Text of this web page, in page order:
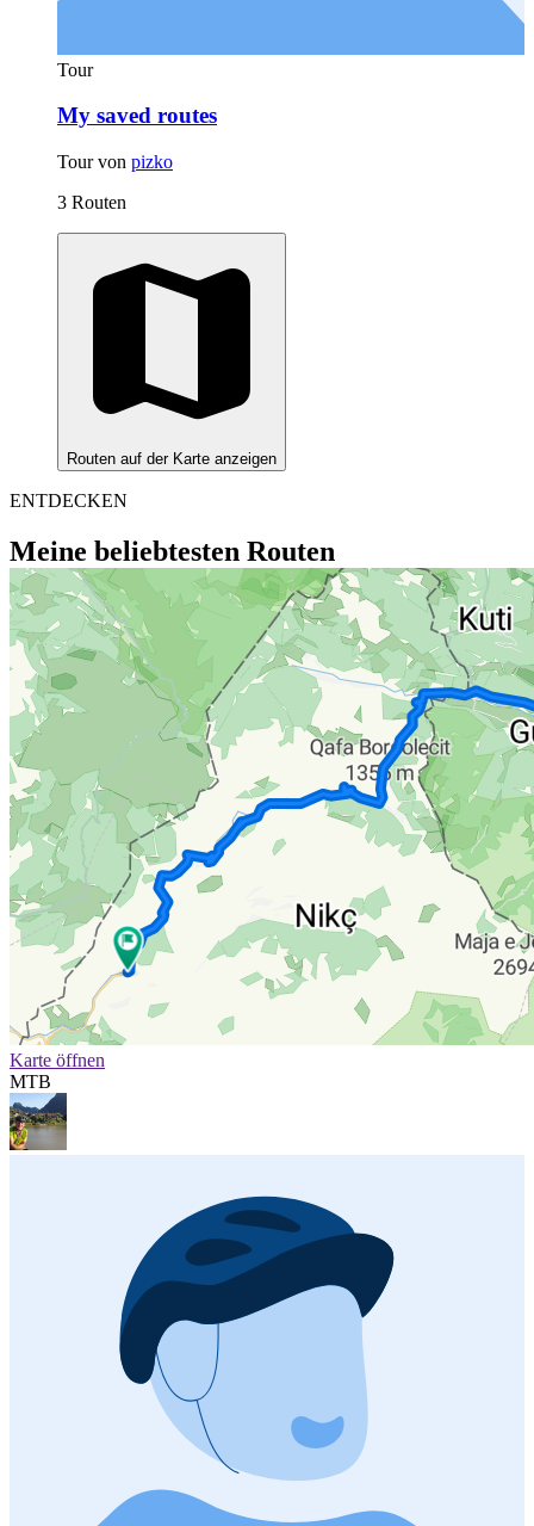
Tour
My saved routes
Tour von pizko
3 Routen
Routen auf der Karte anzeigen
ENTDECKEN
Meine beliebtesten Routen
Karte öffnen
MTB